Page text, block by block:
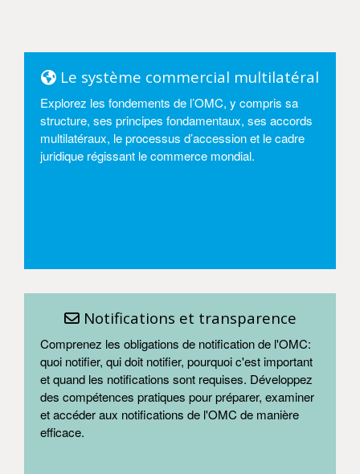
Le système commercial multilatéral
Explorez les fondements de l’OMC, y compris sa
structure, ses principes fondamentaux, ses accords
multilatéraux, le processus d’accession et le cadre
juridique régissant le commerce mondial.
Notifications et transparence
Comprenez les obligations de notification de l'OMC:
quoi notifier, qui doit notifier, pourquoi c'est important
et quand les notifications sont requises. Développez
des compétences pratiques pour préparer, examiner
et accéder aux notifications de l'OMC de manière
efficace.